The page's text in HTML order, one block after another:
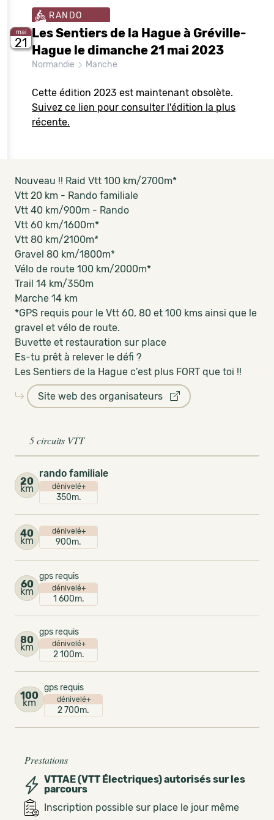
mai
21
RANDO
Les Sentiers de la Hague à Gréville-
Hague le dimanche 21 mai 2023
Normandie Manche
Cette édition 2023 est maintenant obsolète.
Suivez ce lien pour consulter l'édition la plus
récente.
Nouveau !! Raid Vtt 100 km/2700m*
Vtt 20 km - Rando familiale
Vtt 40 km/900m - Rando
Vtt 60 km/1600m*
Vtt 80 km/2100m*
Gravel 80 km/1800m*
Vélo de route 100 km/2000m*
Trail 14 km/350m
Marche 14 km
*GPS requis pour le Vtt 60, 80 et 100 kms ainsi que le
gravel et vélo de route.
Buvette et restauration sur place
Es-tu prêt à relever le défi ?
Les Sentiers de la Hague c’est plus FORT que toi !!
Site web des organisateurs
5 circuits VTT
20
km
rando familiale
dénivelé+
350m.
40
km
dénivelé+
900m.
60
km
gps requis
dénivelé+
1 600m.
80
km
gps requis
dénivelé+
2 100m.
100
km
gps requis
dénivelé+
2 700m.
Prestations
VTTAE (VTT Électriques) autorisés sur les
parcours
Inscription possible sur place le jour même